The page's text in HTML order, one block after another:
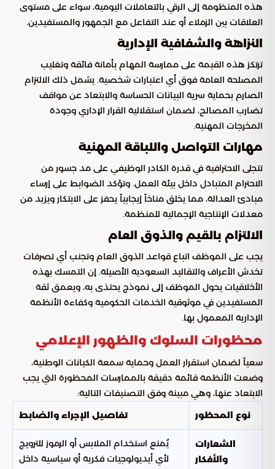
هذه المنظومة إلى الرقي بالتعاملات اليومية، سواء على مستوى
العلاقات بين الزملاء أو عند التفاعل مع الجمهور والمستفيدين.
النزاهة والشفافية الإدارية
ترتكز هذه القيمة على ممارسة المهام بأمانة فائقة وتغليب
المصلحة العامة فوق أي اعتبارات شخصية. يشمل ذلك الالتزام
الصارم بحماية سرية البيانات الحساسة والابتعاد عن مواقف
تضارب المصالح، لضمان استقلالية القرار الإداري وجودة
المخرجات المهنية.
مهارات التواصل واللباقة المهنية
تتجلى الاحترافية في قدرة الكادر الوظيفي على مد جسور من
الاحترام المتبادل داخل بيئة العمل. وتؤكد الضوابط على إرساء
مبادئ العدالة، مما يخلق مناخاً إيجابياً يحفز على الابتكار ويزيد من
معدلات الإنتاجية الإجمالية للمنظمة.
الالتزام بالقيم والذوق العام
يجب على الموظف اتباع قواعد الذوق العام وتجنب أي تصرفات
تخدش الأعراف والتقاليد السعودية الأصيلة. إن التمسك بهذه
الأخلاقيات يحول الموظف إلى نموذج يحتذى به، ويعمق ثقة
المستفيدين في موثوقية الخدمات الحكومية وكفاءة الأنظمة
الإدارية المعمول بها.
محظورات السلوك والظهور الإعلامي
سعياً لضمان استقرار العمل وحماية سمعة الكيانات الوطنية،
وضعت الأنظمة قائمة دقيقة بالممارسات المحظورة التي يجب
الابتعاد عنها، وهي مبينة وفق التصنيفات التالية:
نوع المحظور
تفاصيل الإجراء والضابط
الشعارات
والأفكار
يُمنع استخدام الملابس أو الرموز للترويج
لأي أيديولوجيات فكرية أو سياسية داخل